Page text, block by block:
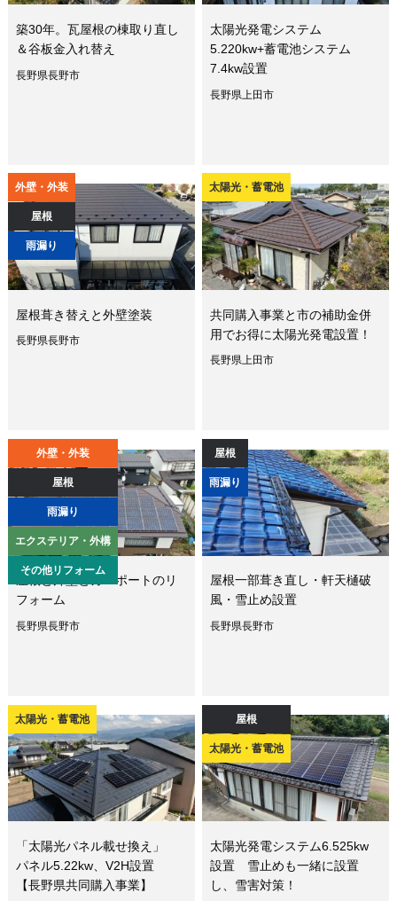
築30年。瓦屋根の棟取り直し
＆谷板金入れ替え
長野県長野市
太陽光発電システム
5.220kw+蓄電池システム
7.4kw設置
長野県上田市
外壁・外装
屋根
雨漏り
屋根葺き替えと外壁塗装
長野県長野市
太陽光・蓄電池
共同購入事業と市の補助金併
用でお得に太陽光発電設置！
長野県上田市
外壁・外装
屋根
雨漏り
エクステリア・外構
その他リフォーム
屋根と外壁とカーポートのリ
フォーム
長野県長野市
屋根
雨漏り
屋根一部葺き直し・軒天樋破
風・雪止め設置
長野県長野市
太陽光・蓄電池
「太陽光パネル載せ換え」
パネル5.22kw、V2H設置
【長野県共同購入事業】
屋根
太陽光・蓄電池
太陽光発電システム6.525kw
設置 雪止めも一緒に設置
し、雪害対策！